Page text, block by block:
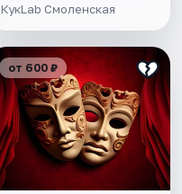
КукLab Смоленская
от 600 ₽